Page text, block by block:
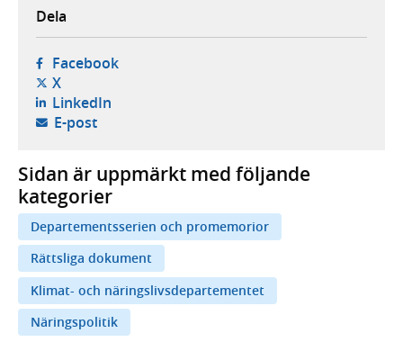
Dela
Facebook- öppnas i ny flik, extern webbplats,
X- öppnas i ny flik, extern webbplats,
LinkedIn- öppnas i ny flik, extern webbplats,
E-post- öppnar din e-postklient,
Sidan är uppmärkt med följande
kategorier
Departementsserien och promemorior
Rättsliga dokument
Klimat- och näringslivsdepartementet
Näringspolitik